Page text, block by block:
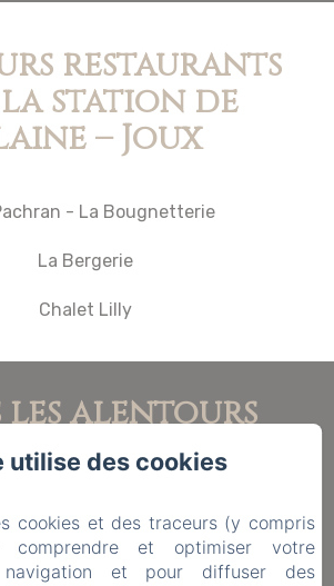
restaurants
station de
– Joux
- La Bougnetterie
La Bergerie
Chalet Lilly
les alentours
en voiture
nombreux restaurants ouverts
utilise des cookies
cookies et des traceurs (y compris
et optimiser votre
navigation et pour diffuser des